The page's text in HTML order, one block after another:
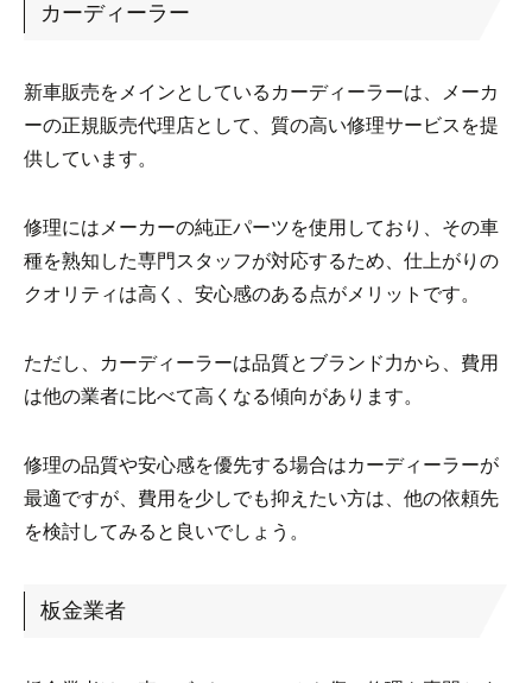
カーディーラー
新車販売をメインとしているカーディーラーは、メーカ
ーの正規販売代理店として、質の高い修理サービスを提
供しています。
修理にはメーカーの純正パーツを使用しており、その車
種を熟知した専門スタッフが対応するため、仕上がりの
クオリティは高く、安心感のある点がメリットです。
ただし、カーディーラーは品質とブランド力から、費用
は他の業者に比べて高くなる傾向があります。
修理の品質や安心感を優先する場合はカーディーラーが
最適ですが、費用を少しでも抑えたい方は、他の依頼先
を検討してみると良いでしょう。
板金業者